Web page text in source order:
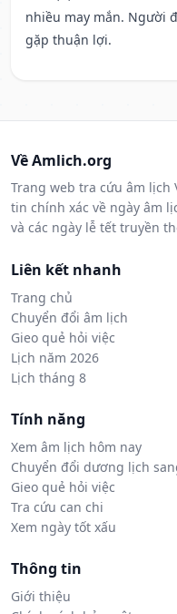
nhiều may mắn. Người
gặp thuận lợi.
Về Amlich.org
Trang web tra cứu âm
tin chính xác về ngày âm
và các ngày lễ tết truyền
Liên kết nhanh
Trang chủ
Chuyển đổi âm lịch
Gieo quẻ hỏi việc
Lịch năm 2026
Lịch tháng 8
Tính năng
Xem âm lịch hôm nay
Chuyển đổi dương lịch
Gieo quẻ hỏi việc
Tra cứu can chi
Xem ngày tốt xấu
Thông tin
Giới thiệu